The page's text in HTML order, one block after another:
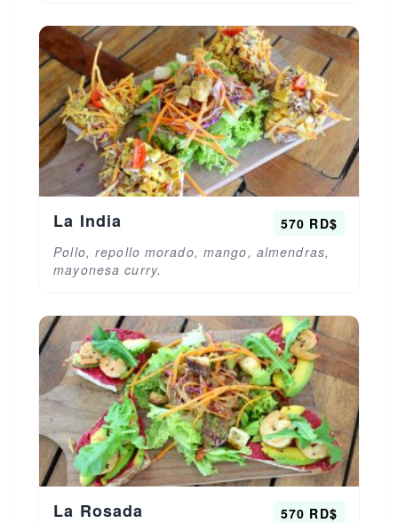
La India
570 RD$
Pollo, repollo morado, mango, almendras,
mayonesa curry.
La Rosada
570 RD$